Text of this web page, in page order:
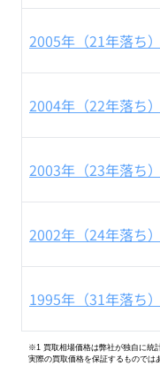
2005年（21年落ち）
2004年（22年落ち）
2003年（23年落ち）
2002年（24年落ち）
1995年（31年落ち）
※1 買取相場価格は弊社が独自に統
実際の買取価格を保証するものでは